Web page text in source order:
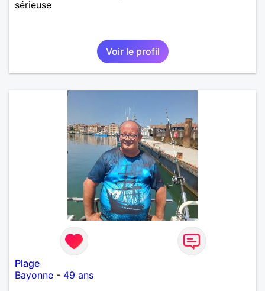
sérieuse
Voir le profil
Plage
Bayonne - 49 ans